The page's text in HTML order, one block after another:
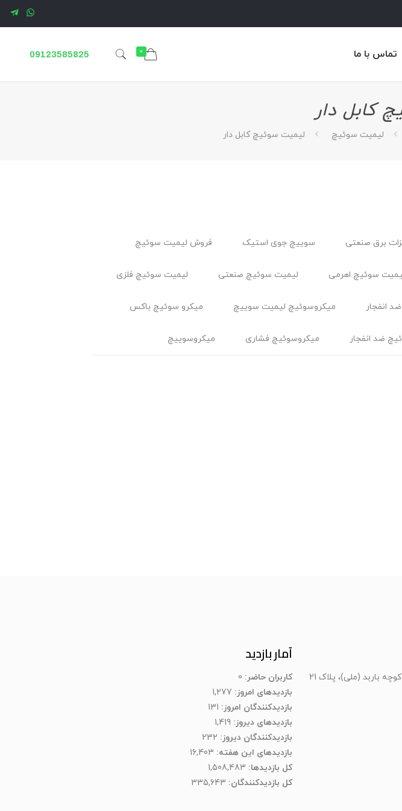
تماس با ما 0
09123585825
کابل ‌دار
لیمیت سوئیچ لیمیت سوئیچ کابل ‌دار
برق صنعتی سوییچ جوی استیک فروش لیمیت سوئیچ
سوئیچ اهرمی لیمیت سوئیچ صنعتی لیمیت سوئیچ فلزی
انفجار ميكروسوئيچ ليميت سوييچ میکرو سوئیچ باکس
ضد انفجار میکروسوئیچ فشاری میکروسوییچ
باربد (ملی)، پلاک 21
آمار بازدید
کاربران حاضر: 0
بازدیدهای امروز: 1,277
بازدیدکنندگان امروز: 131
بازدیدهای دیروز:1,419
بازدیدکنندگان دیروز: 232
بازدیدهای این هفته: 16,403
کل بازدیدها: 1,508,483
کل بازدیدکنند‌گان: 335,643